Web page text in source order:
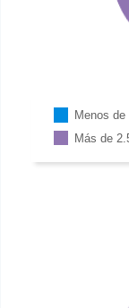
Menos de
Más de